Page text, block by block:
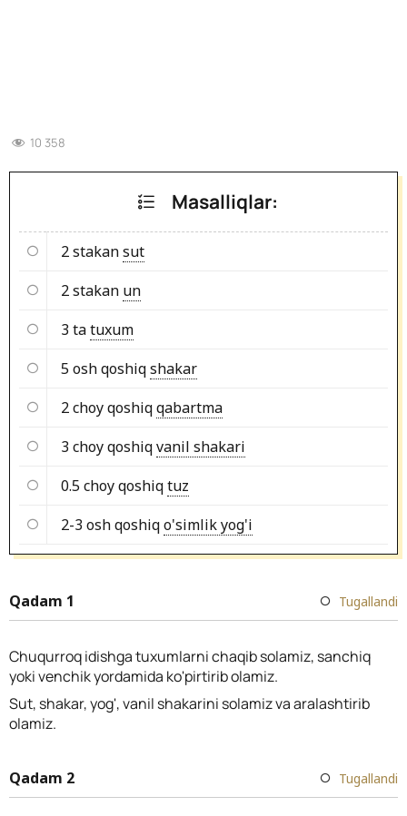
10 358
Masalliqlar:
2 stakansut
2 stakan un
3 tatuxum
5 osh qoshiqshakar
2 choy qoshiqqabartma
3 choy qoshiqvanil shakari
0.5 choy qoshiqtuz
2-3 osh qoshiqo'simlik yog'i
Qadam 1 Tugallandi
Chuqurroq idishga tuxumlarni chaqib solamiz, sanchiq
yoki venchik yordamida ko'pirtirib olamiz.
Sut, shakar, yog', vanil shakarini solamiz va aralashtirib
olamiz.
Qadam 2 Tugallandi